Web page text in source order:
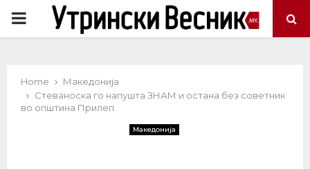
PRIMARY
Home
Македонија
Стеваноска го напушта ЗНАМ и остана без советник
во општина Прилеп
Македонија